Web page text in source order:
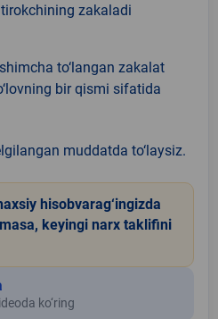
zakaladi
to‘langan zakalat
bir qismi sifatida
muddatda to‘laysiz.
hisobvarag‘ingizda
keyingi narx taklifini
ko‘ring